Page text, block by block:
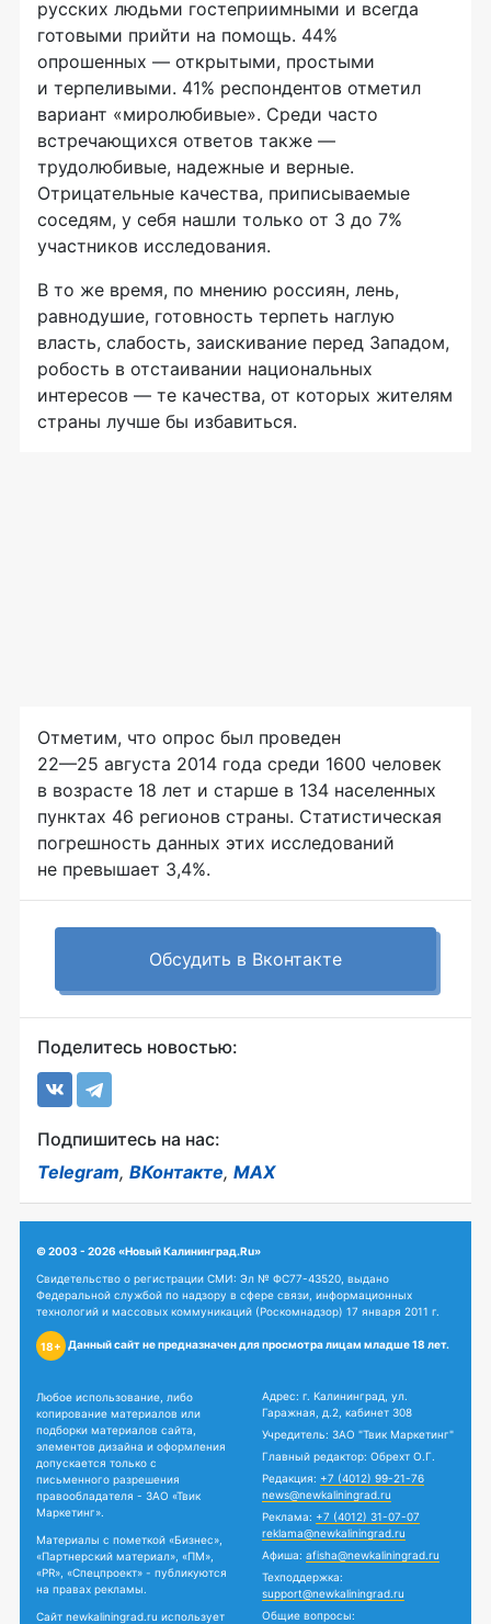
русских людьми гостеприимными и всегда
готовыми прийти на помощь. 44%
опрошенных — открытыми, простыми
и терпеливыми. 41% респондентов отметил
вариант «миролюбивые». Среди часто
встречающихся ответов также —
трудолюбивые, надежные и верные.
Отрицательные качества, приписываемые
соседям, у себя нашли только от 3 до 7%
участников исследования.
В то же время, по мнению россиян, лень,
равнодушие, готовность терпеть наглую
власть, слабость, заискивание перед Западом,
робость в отстаивании национальных
интересов — те качества, от которых жителям
страны лучше бы избавиться.
Отметим, что опрос был проведен
22—25 августа 2014 года среди 1600 человек
в возрасте 18 лет и старше в 134 населенных
пунктах 46 регионов страны. Статистическая
погрешность данных этих исследований
не превышает 3,4%.
Обсудить в Вконтакте
Поделитесь новостью:
Подпишитесь на нас:
Telegram, ВКонтакте, MAX
© 2003 - 2026 «Новый Калининград.Ru»
Свидетельство о регистрации СМИ: Эл № ФС77-43520, выдано
Федеральной службой по надзору в сфере связи, информационных
технологий и массовых коммуникаций (Роскомнадзор) 17 января 2011 г.
18+ Данный сайт не предназначен для просмотра лицам младше 18 лет.
Любое использование, либо
копирование материалов или
подборки материалов сайта,
элементов дизайна и оформления
допускается только с
письменного разрешения
правообладателя - ЗАО «Твик
Маркетинг».
Материалы с пометкой «Бизнес»,
«Партнерский материал», «ПМ»,
«PR», «Спецпроект» - публикуются
на правах рекламы.
Сайт newkaliningrad.ru использует
Адрес: г. Калининград, ул.
Гаражная, д.2, кабинет 308
Учредитель: ЗАО "Твик Маркетинг"
Главный редактор: Обрехт О.Г.
Редакция: +7 (4012) 99-21-76
news@newkaliningrad.ru
Реклама: +7 (4012) 31-07-07
reklama@newkaliningrad.ru
Афиша: afisha@newkaliningrad.ru
Техподдержка:
support@newkaliningrad.ru
Общие вопросы: